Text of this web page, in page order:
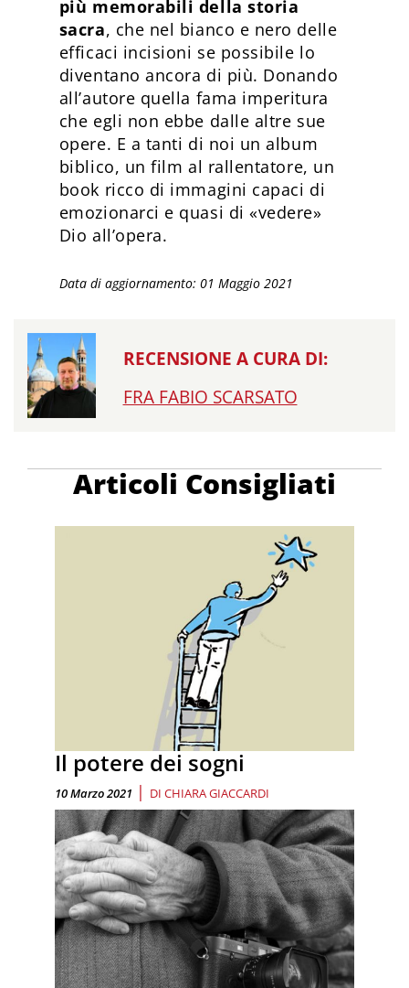
più memorabili della storia
sacra, che nel bianco e nero delle
efficaci incisioni se possibile lo
diventano ancora di più. Donando
all’autore quella fama imperitura
che egli non ebbe dalle altre sue
opere. E a tanti di noi un album
biblico, un film al rallentatore, un
book ricco di immagini capaci di
emozionarci e quasi di «vedere»
Dio all’opera.
Data di aggiornamento: 01 Maggio 2021
RECENSIONE A CURA DI:
FRA FABIO SCARSATO
Articoli Consigliati
Il potere dei sogni
10 Marzo 2021 | DI CHIARA GIACCARDI